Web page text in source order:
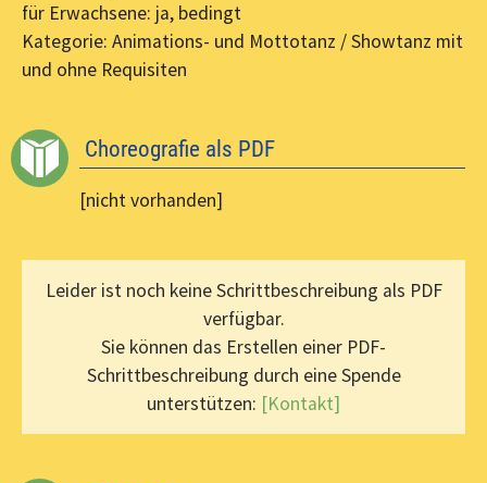
für Erwachsene: ja, bedingt
Kategorie: Animations- und Mottotanz / Showtanz mit
und ohne Requisiten
Choreografie als PDF
[nicht vorhanden]
Leider ist noch keine Schrittbeschreibung als PDF
verfügbar.
Sie können das Erstellen einer PDF-
Schrittbeschreibung durch eine Spende
unterstützen: [Kontakt]